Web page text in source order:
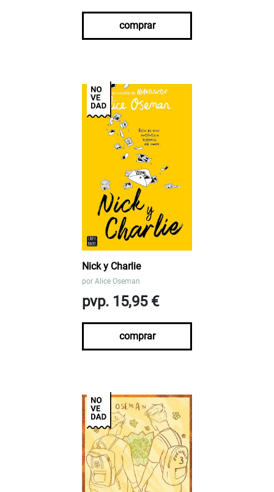
comprar
Nick y Charlie
por Alice Oseman
pvp. 15,95 €
comprar